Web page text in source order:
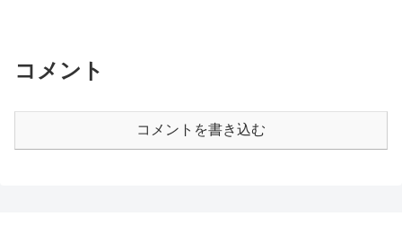
コメント
コメントを書き込む